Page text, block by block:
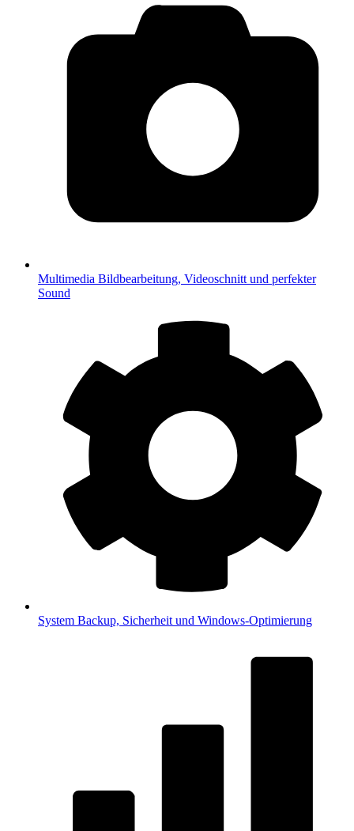
Multimedia Bildbearbeitung, Videoschnitt und perfekter
Sound
System Backup, Sicherheit und Windows-Optimierung